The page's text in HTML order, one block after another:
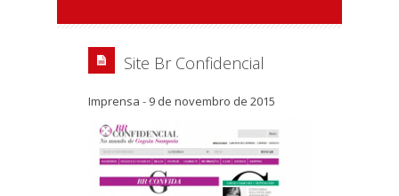
Site Br Confidencial
Imprensa - 9 de novembro de 2015